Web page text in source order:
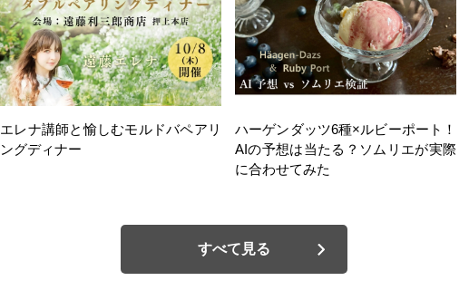
エレナ講師と愉しむモルドバペアリ
ングディナー
ハーゲンダッツ6種×ルビーポート！
AIの予想は当たる？ソムリエが実際
に合わせてみた
すべて見る